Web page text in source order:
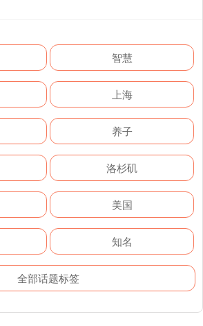
智慧
上海
养子
洛杉矶
美国
知名
全部话题标签